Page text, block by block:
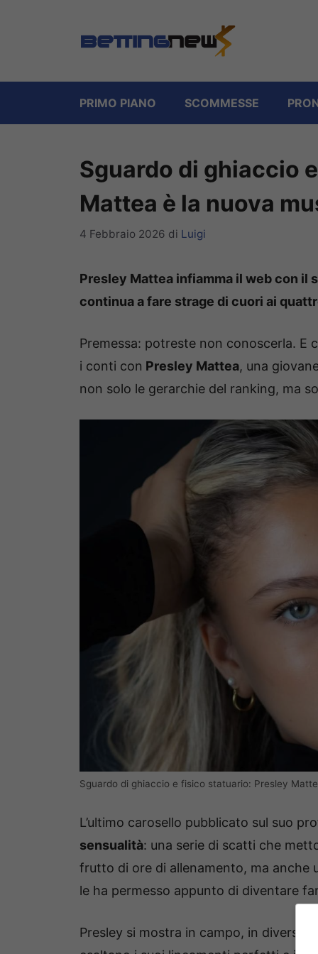
PRIMO PIANO SCOMMESSE
Sguardo di ghiaccio
Mattea è la nuova
4 Febbraio 2026 di Luigi
Presley Mattea infiamma il web con il
continua a fare strage di cuori ai
Premessa: potreste non conoscerla. E
i conti con Presley Mattea, una
non solo le gerarchie del ranking, ma
Sguardo di ghiaccio e fisico statuario: Presley
L’ultimo carosello pubblicato sul suo
sensualità: una serie di scatti che
frutto di ore di allenamento, ma anche
le ha permesso appunto di diventare
Presley si mostra in campo, in diverse